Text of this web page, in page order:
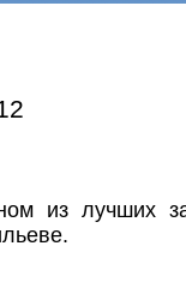
из лучших